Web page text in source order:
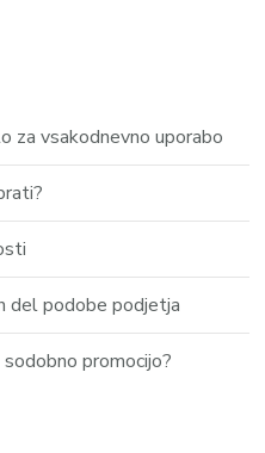
za vsakodnevno uporabo
del podobe podjetja
promocijo?